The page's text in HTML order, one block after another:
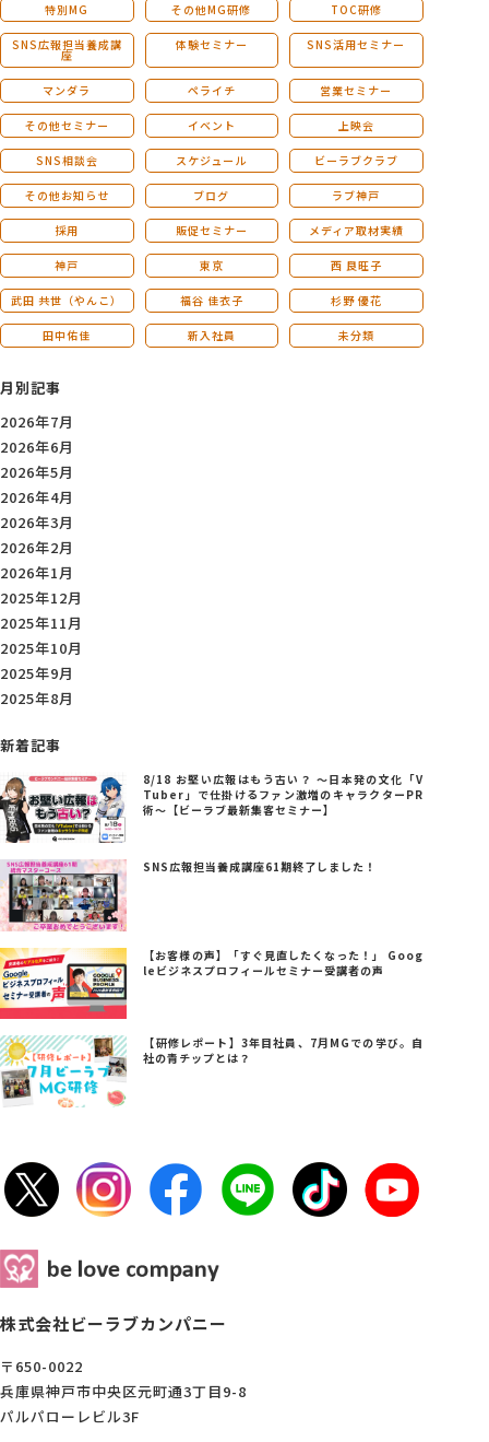
特別MG その他MG研修 TOC研修
SNS広報担当養成講
座
体験セミナー SNS活用セミナー
マンダラ ペライチ 営業セミナー
その他セミナー イベント 上映会
SNS相談会 スケジュール ビーラブクラブ
その他お知らせ ブログ ラブ神戸
採用 販促セミナー メディア取材実績
神戸 東京 西 良旺子
武田 共世（やんこ） 福谷 佳衣子 杉野 優花
田中佑佳 新入社員 未分類
月別記事
2026年7月
2026年6月
2026年5月
2026年4月
2026年3月
2026年2月
2026年1月
2025年12月
2025年11月
2025年10月
2025年9月
2025年8月
新着記事
8/18 お堅い広報はもう古い？ ～日本発の文化「V
Tuber」で仕掛けるファン激増のキャラクターPR
術～【ビーラブ最新集客セミナー】
SNS広報担当養成講座61期終了しました！
【お客様の声】「すぐ見直したくなった！」 Goog
leビジネスプロフィールセミナー受講者の声
【研修レポート】3年目社員、7月MGでの学び。自
社の青チップとは？
株式会社ビーラブカンパニー
〒650-0022
兵庫県神戸市中央区元町通3丁目9-8
パルパローレビル3F